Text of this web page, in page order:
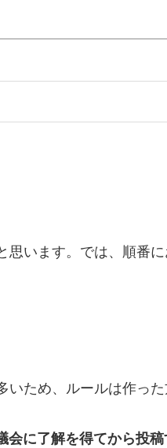
います。では、順番に
ため、ルールは作っ
会に了解を得てから投稿